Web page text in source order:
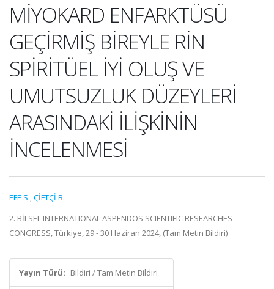
MİYOKARD ENFARKTÜSÜ
GEÇİRMİŞ BİREYLE RİN
SPİRİTÜEL İYİ OLUŞ VE
UMUTSUZLUK DÜZEYLERİ
ARASINDAKİ İLİŞKİNİN
İNCELENMESİ
EFE S.,ÇİFTÇİ B.
2. BİLSEL INTERNATIONAL ASPENDOS SCIENTIFIC RESEARCHES
CONGRESS, Türkiye, 29 - 30 Haziran 2024, (Tam Metin Bildiri)
Yayın Türü: Bildiri / Tam Metin Bildiri